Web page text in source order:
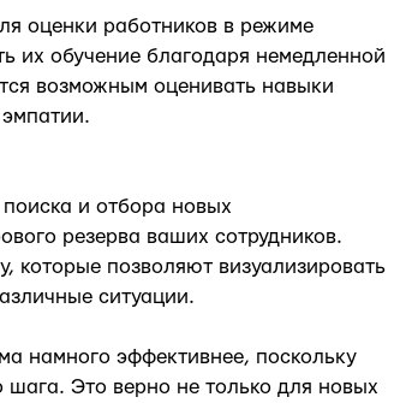
оценки работников в режиме
их обучение благодаря немедленной
возможным оценивать навыки
и отбора новых
резерва ваших сотрудников.
которые позволяют визуализировать
ситуации.
намного эффективнее, поскольку
шага. Это верно не только для новых